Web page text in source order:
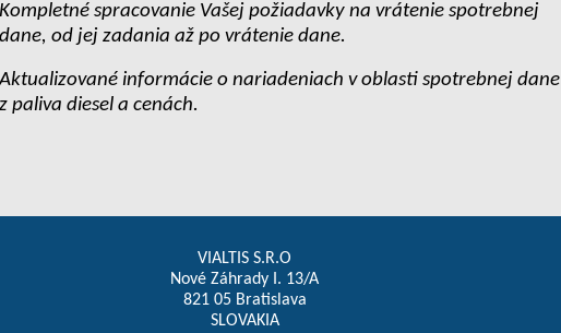
Kompletné spracovanie Vašej požiadavky na vrátenie spotrebnej
dane, od jej zadania až po vrátenie dane.
Aktualizované informácie o nariadeniach v oblasti spotrebnej dane
z paliva diesel a cenách.
VIALTIS S.R.O
Nové Záhrady I. 13/A
821 05 Bratislava
SLOVAKIA